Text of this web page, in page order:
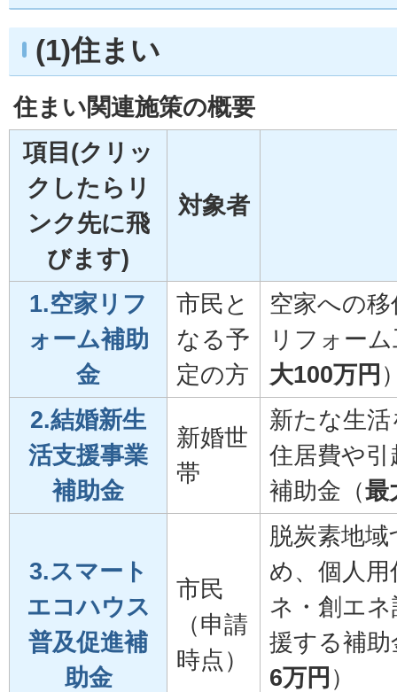
(1)住まい
住まい関連施策の概要
項目(クリッ
クしたらリ
ンク先に飛
びます)
対象者
1.空家リフ
ォーム補助
金
市民と
なる予
定の方
空家への
リフォー
大100万円
2.結婚新生
活支援事業
補助金
新婚世
帯
新たな生
住居費や
補助金（最
3.スマート
エコハウス
普及促進補
助金
市民
（申請
時点）
脱炭素地
め、個人
ネ・創エ
援する補
6万円 ）